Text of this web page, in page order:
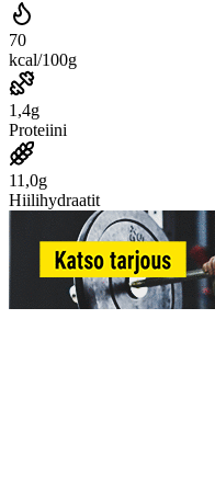
70
kcal/100g
1,4g
Proteiini
11,0g
Hiilihydraatit